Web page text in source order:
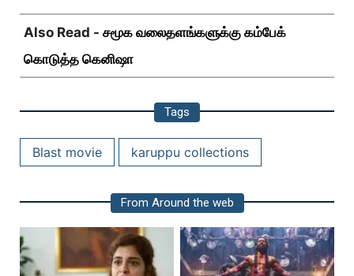
Also Read - சமூக வலைதளங்களுக்கு கம்பேக்
கொடுத்த கெனிஷா
Tags
Blast movie karuppu collections
From Around the web